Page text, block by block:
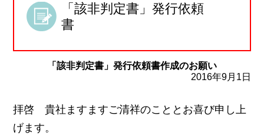
「該非判定書」発行依頼
書
「該非判定書」発行依頼書作成のお願い
2016年9月1日
拝啓 貴社ますますご清祥のこととお喜び申し上
げます。